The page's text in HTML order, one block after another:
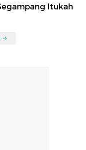
Itukah